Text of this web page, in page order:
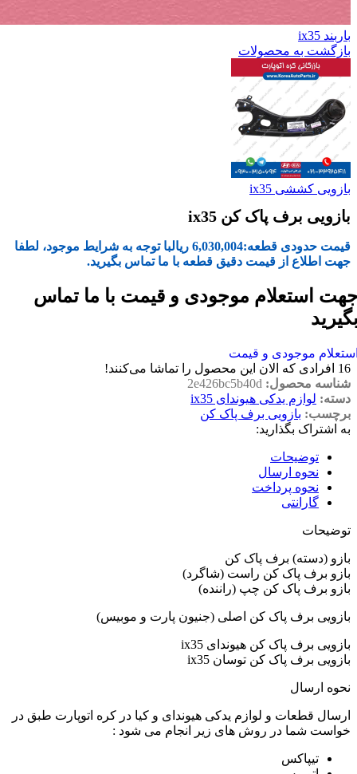
باربند ix35
بازگشت به محصولات
بازویی کششی ix35
بازویی برف پاک کن ix35
قیمت حدودی قطعه:6,030,004 ریالبا توجه به شرایط موجود، لطفا
جهت اطلاع از قیمت دقیق قطعه با ما تماس بگیرید.
استعلام موجودی و قیمت با ما تماس
موجودی و قیمت
16 افرادی که الان این محصول را تماشا می‌کنند!
شناسه محصول: 2e426bc5b40d
دسته: لوازم یدکی هیوندای ix35
برچسب: بازویی برف پاک کن
به اشتراک بگذارید:
توضیحات
نحوه ارسال
نحوه پرداخت
گارانتی
توضیحات
بازو (دسته) برف پاک کن
بازو برف پاک کن راست (شاگرد)
بازو برف پاک کن چپ (راننده)
بازویی برف پاک کن اصلی (جنیون پارت و موبیس)
بازویی برف پاک کن هیوندای ix35
بازویی برف پاک کن توسان ix35
نحوه ارسال
ارسال قطعات و لوازم یدکی هیوندای و کیا در کره اتوپارت طبق در
خواست شما در روش های زیر انجام می شود :
تیپاکس